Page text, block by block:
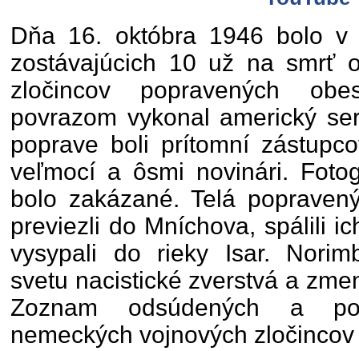
Dňa 16. októbra 1946 bolo v
zostávajúcich 10 už na smrť
zločincov popravených
povrazom vykonal americký
poprave boli prítomní
veľmocí a ôsmi novinári.
bolo zakázané. Telá
previezli do Mníchova, spálili
vysypali do rieky Isar.
svetu nacistické zverstvá a
Zoznam odsúdených a
nemeckých vojnových